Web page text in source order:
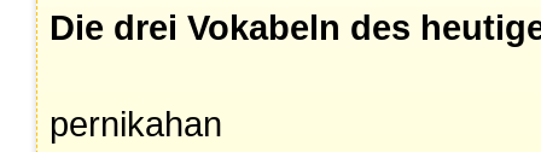
Die drei Vokabeln des
pernikahan